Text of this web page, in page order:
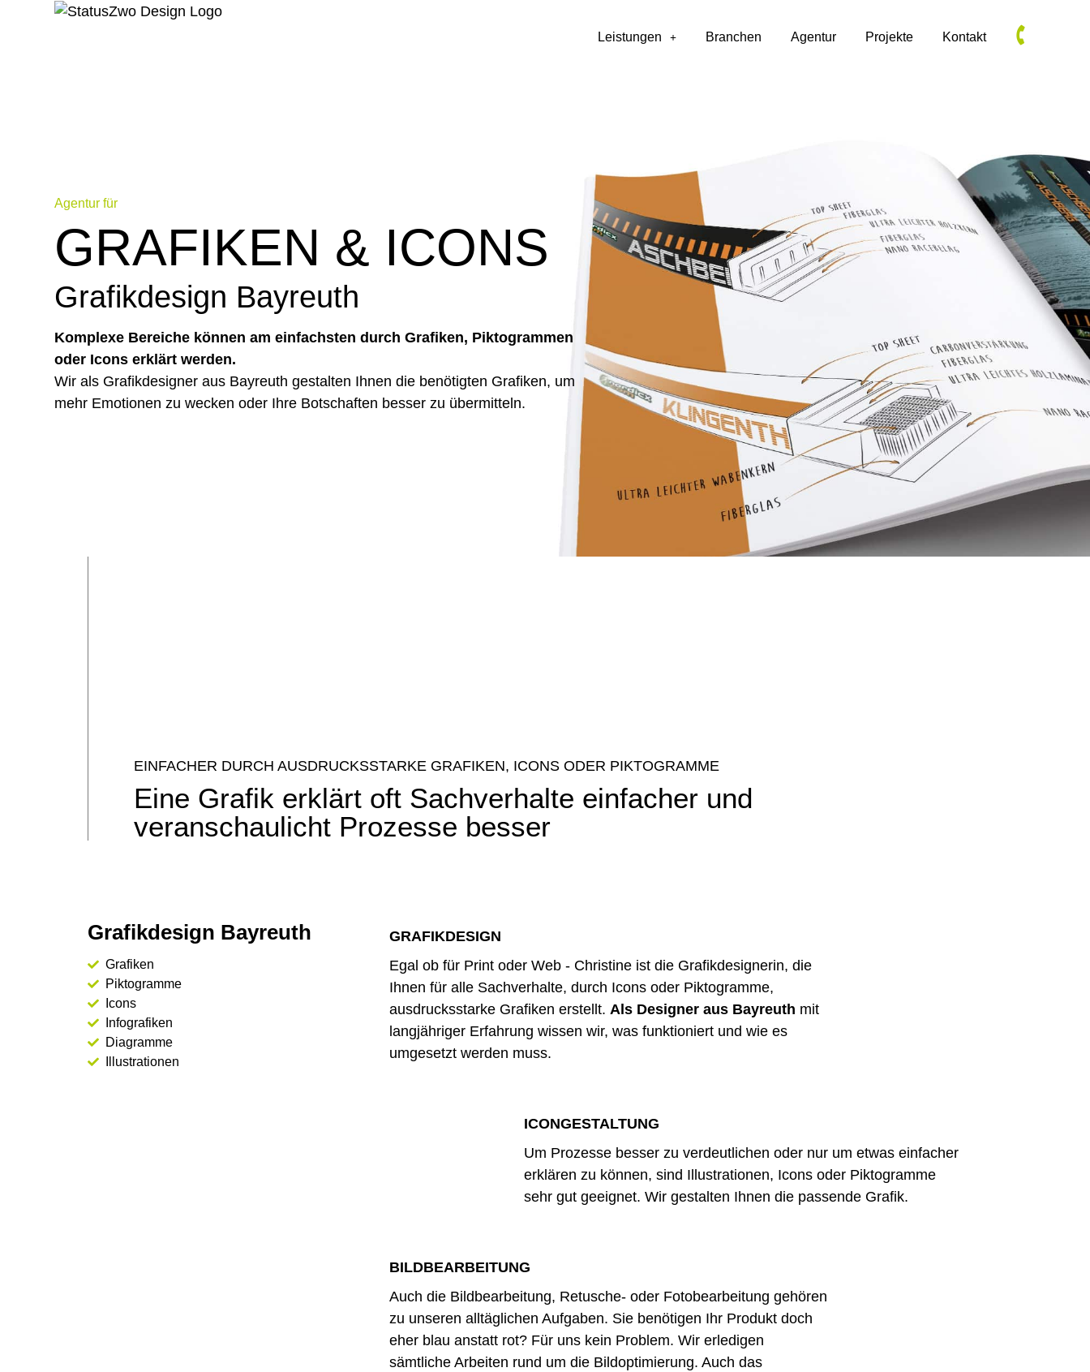
Leistungen Branchen Agentur Projekte Kontakt
Agentur für
GRAFIKEN & ICONS
Grafikdesign Bayreuth
Komplexe Bereiche können am einfachsten durch Grafiken, Piktogrammen
oder Icons erklärt werden.
Wir als Grafikdesigner aus Bayreuth gestalten Ihnen die benötigten Grafiken, um
mehr Emotionen zu wecken oder Ihre Botschaften besser zu übermitteln.
EINFACHER DURCH AUSDRUCKSSTARKE GRAFIKEN, ICONS ODER PIKTOGRAMME
Eine Grafik erklärt oft Sachverhalte einfacher und
veranschaulicht Prozesse besser
Grafikdesign Bayreuth
Grafiken
Piktogramme
Icons
Infografiken
Diagramme
Illustrationen
GRAFIKDESIGN
Egal ob für Print oder Web - Christine ist die Grafikdesignerin, die
Ihnen für alle Sachverhalte, durch Icons oder Piktogramme,
ausdrucksstarke Grafiken erstellt.Als Designer aus Bayreuth mit
langjähriger Erfahrung wissen wir, was funktioniert und wie es
umgesetzt werden muss.
ICONGESTALTUNG
Um Prozesse besser zu verdeutlichen oder nur um etwas einfacher
erklären zu können, sind Illustrationen, Icons oder Piktogramme
sehr gut geeignet. Wir gestalten Ihnen die passende Grafik.
BILDBEARBEITUNG
Auch die Bildbearbeitung, Retusche- oder Fotobearbeitung gehören
zu unseren alltäglichen Aufgaben. Sie benötigen Ihr Produkt doch
eher blau anstatt rot? Für uns kein Problem. Wir erledigen
sämtliche Arbeiten rund um die Bildoptimierung. Auch das